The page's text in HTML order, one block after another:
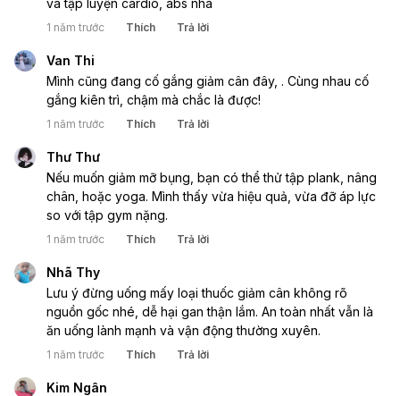
chuyên gia dinh dưỡng để có một kế hoạch giảm cân
phù hợp với tình trạng sức khỏe và thể trạng của mình.
tìm kiếm các phương pháp giảm cân nhanh chóng
nhưng không an toàn.
và tập luyện cardio, abs nha
1 năm trước Thích Trả lời
Van Thi
Mình cũng đang cố gắng giảm cân đây, . Cùng nhau cố
gắng kiên trì, chậm mà chắc là được!
1 năm trước Thích Trả lời
Thư Thư
Nếu muốn giảm mỡ bụng, bạn có thể thử tập plank, nâng
chân, hoặc yoga. Mình thấy vừa hiệu quả, vừa đỡ áp lực
so với tập gym nặng.
1 năm trước Thích Trả lời
Nhã Thy
Lưu ý đừng uống mấy loại thuốc giảm cân không rõ
nguồn gốc nhé, dễ hại gan thận lắm. An toàn nhất vẫn là
ăn uống lành mạnh và vận động thường xuyên.
1 năm trước Thích Trả lời
Kim Ngân